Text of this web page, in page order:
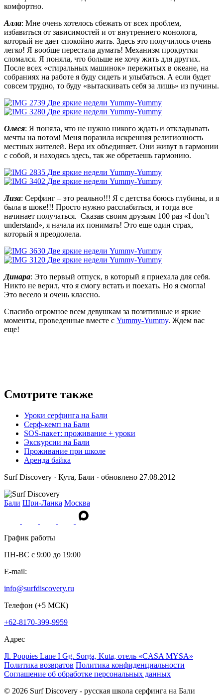
комфортно.
Алла: Мне очень хотелось сбежать от всех проблем,
избавиться от зависимостей и от внутреннего монолога,
который не дает спокойно жить. Здесь это получилось очень
легко! Я вообще перестала думать! Механизм прокрутки
сломался. Я поняла, что больше не хочу жить для других.
После всех «стиральных машинок» пережитых в океане, на
собраниях на работе я буду сидеть и улыбаться. А если будет
совсем трудно, то буду «вытаскивать себя за лишь» из пучины.
Олеся: Я поняла, что не нужно никого ждать и откладывать
мечты на потом! Меня поразила искренняя религиозность
местных жителей. Вера их объединяет. Они живут в гармонии
с собой, и находясь здесь, так же обретаешь гармонию.
Лиза: Серфинг – это реально!!! Я с детства боюсь глубины, и я
была в шоке!!! Просто нужно расслабиться, и тогда все
начинает получаться. Сказав своим друзьям 100 раз «I don’t
understand», я начала их понимать! Это еще один страх,
который я преодолела.
Динара: Это первый отпуск, в который я приехала для себя.
Никто не верил, что я смогу встать и поехать. Но я смогла!
Это весело и очень классно.
Спасибо огромное всем девушкам за позитивные и яркие
моменты, проведенные вместе с Yummy-Yummy. Ждем вас
еще!
Смотрите также
Уроки серфинга на Бали
Серф-кемп на Бали
SOS-пакет: проживание + уроки
Экскурсии на Бали
Проживание при школе
Аренда байка
Surf Discovery · Кута, Бали · обновлено 27.08.2012
Бали Шри-Ланка Москва
График работы
ПН-ВС c 9:00 до 19:00
E-mail:
info@surfdiscovery.ru
Телефон (+5 МСК)
+62-8170-399-9959
Адрес
Jl. Poppies Lane I Gg. Sorga, Kuta, отель «CASA MYSA»
Политика возвратов Политика конфиденциальности
Соглашение об обработке персональных данных
© 2026 Surf Discovery - русская школа серфинга на Бали